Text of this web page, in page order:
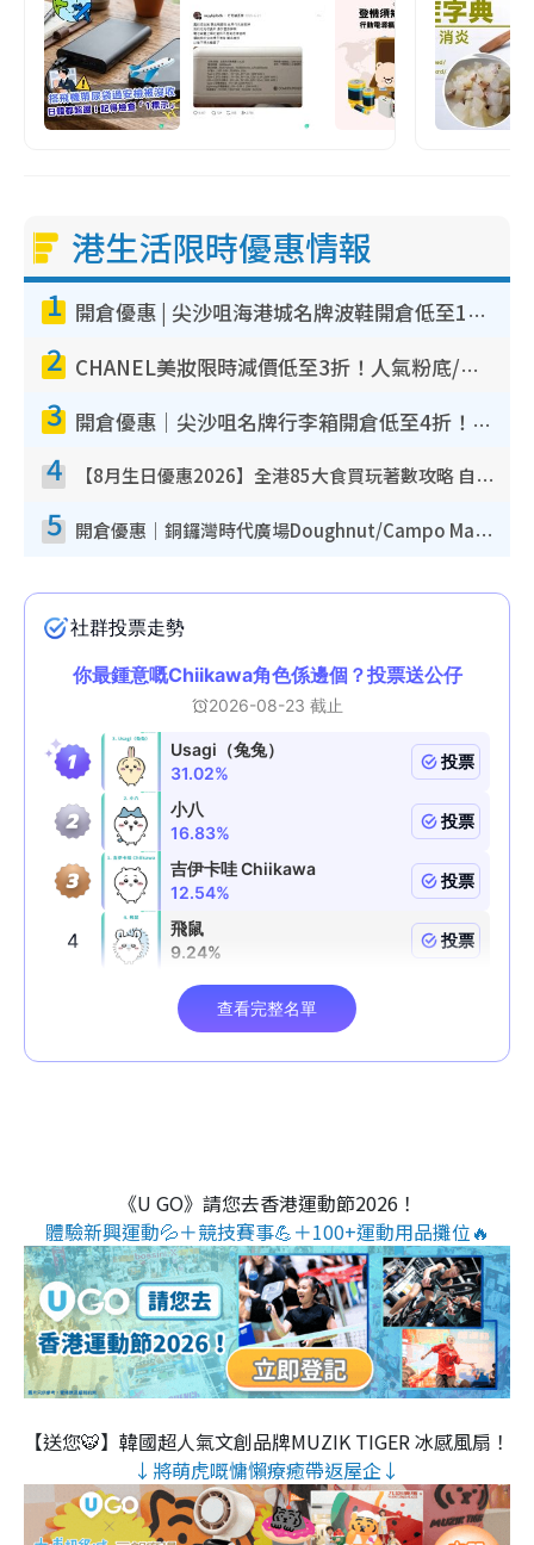
港生活限時優惠情報
1 開倉優惠 | 尖沙咀海港城名牌波鞋開倉低至1折！On鞋$899起／Joy&Peace鞋履$98起
2 CHANEL美妝限時減價低至3折！人氣粉底/唇膏/精華液低至$275！COCO香水都有平
3 開倉優惠｜尖沙咀名牌行李箱開倉低至4折！一連5日 American Tourister/ace./Hallmark $200起！
4 【8月生日優惠2026】全港85大食買玩著數攻略 自助餐/火鍋放題同行免費＋誠品/DONKI送現金券
5 開倉優惠｜銅鑼灣時代廣場Doughnut/Campo Marzio開倉低至1折！背囊、書包、手袋劈價$200起
《U GO》請您去香港運動節2026！
體驗新興運動💦＋競技賽事💪＋100+運動用品攤位🔥
【送您🐯】韓國超人氣文創品牌MUZIK TIGER 冰感風扇！
↓將萌虎嘅慵懶療癒帶返屋企↓